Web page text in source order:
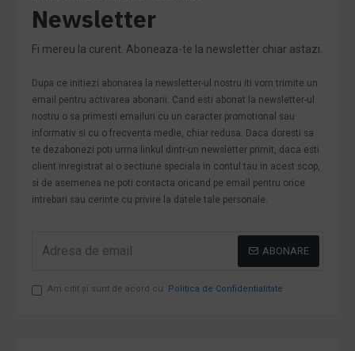
Newsletter
Fi mereu la curent. Aboneaza-te la newsletter chiar astazi.
Dupa ce initiezi abonarea la newsletter-ul nostru iti vom trimite un
email pentru activarea abonarii. Cand esti abonat la newsletter-ul
nostru o sa primesti emailuri cu un caracter promotional sau
informativ si cu o frecventa medie, chiar redusa. Daca doresti sa
te dezabonezi poti urma linkul dintr-un newsletter primit, daca esti
client inregistrat ai o sectiune speciala in contul tau in acest scop,
si de asemenea ne poti contacta oricand pe email pentru orice
intrebari sau cerinte cu privire la datele tale personale.
ABONARE
Am citit şi sunt de acord cu Politica de Confidentialitate